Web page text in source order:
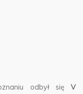
odbył się V